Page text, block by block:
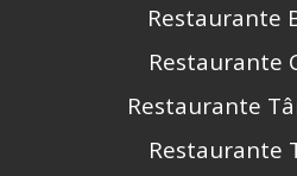
Restaurante
Restaurante
Restaurante
Restaurante